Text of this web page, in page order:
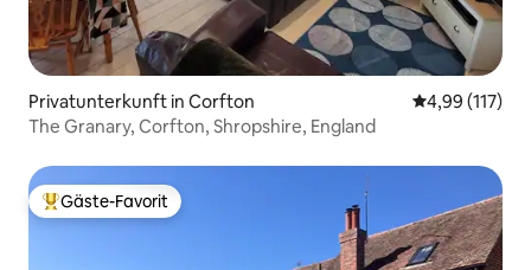
Privatunterkunft in Corfton
4,99 (117)
The Granary, Corfton, Shropshire, England
Beliebter Gäste-Favorit.
Gäste-Favorit